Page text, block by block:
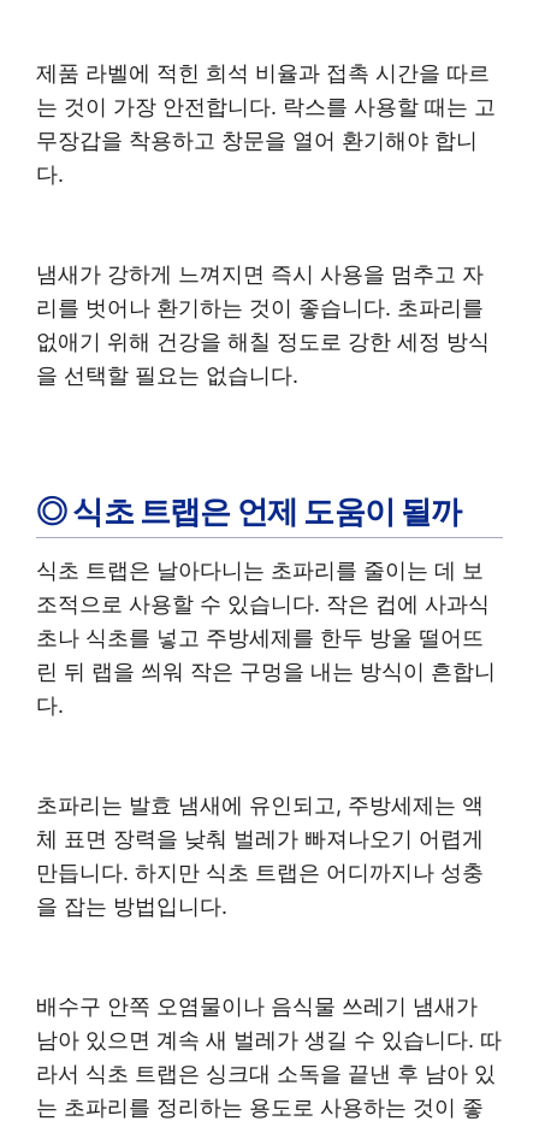
제품 라벨에 적힌 희석 비율과 접촉 시간을 따르
는 것이 가장 안전합니다. 락스를 사용할 때는 고
무장갑을 착용하고 창문을 열어 환기해야 합니
다.
냄새가 강하게 느껴지면 즉시 사용을 멈추고 자
리를 벗어나 환기하는 것이 좋습니다. 초파리를
없애기 위해 건강을 해칠 정도로 강한 세정 방식
을 선택할 필요는 없습니다.
◎ 식초 트랩은 언제 도움이 될까
식초 트랩은 날아다니는 초파리를 줄이는 데 보
조적으로 사용할 수 있습니다. 작은 컵에 사과식
초나 식초를 넣고 주방세제를 한두 방울 떨어뜨
린 뒤 랩을 씌워 작은 구멍을 내는 방식이 흔합니
다.
초파리는 발효 냄새에 유인되고, 주방세제는 액
체 표면 장력을 낮춰 벌레가 빠져나오기 어렵게
만듭니다. 하지만 식초 트랩은 어디까지나 성충
을 잡는 방법입니다.
배수구 안쪽 오염물이나 음식물 쓰레기 냄새가
남아 있으면 계속 새 벌레가 생길 수 있습니다. 따
라서 식초 트랩은 싱크대 소독을 끝낸 후 남아 있
는 초파리를 정리하는 용도로 사용하는 것이 좋